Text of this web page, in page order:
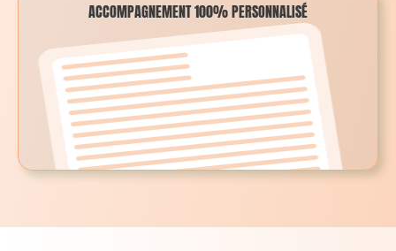
ACCOMPAGNEMENT 100% PERSONNALISÉ